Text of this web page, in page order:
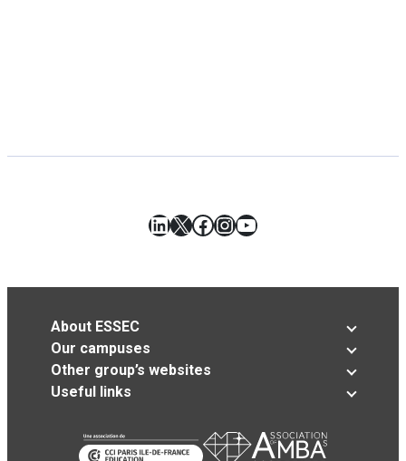
LinkedIn
X Facebook
Instagram
YouTube
About ESSEC
Our campuses
Other group’s websites
Useful links